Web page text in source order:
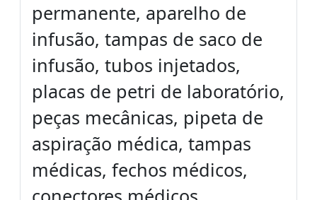
permanente, aparelho de
infusão, tampas de saco de
infusão, tubos injetados,
placas de petri de laboratório,
peças mecânicas, pipeta de
aspiração médica, tampas
médicas, fechos médicos,